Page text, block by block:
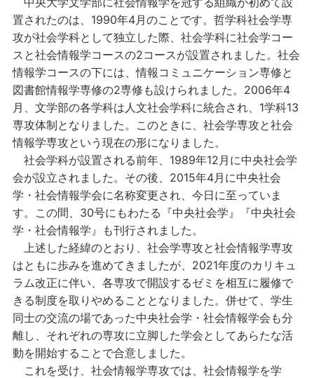
置されたのは、1990年4月のことです。哲学科社会学専
攻が社会学科として独立した際、社会学科に社会学コー
スと社会情報学コースの2コースが設置されました。社会
情報学コースの下には、情報コミュニケーション専修と
図書館情報学専修の2専修も設けられました。2006年4
月、文学部の各学科は人文社会学科に統合され、1学科13
専攻体制となりました。このときに、社会学専攻と社会
情報学専攻という現在の形になりました。
社会学科が設置される前年、1989年12月に中央社会学
会が設立されました。その後、2015年4月に中央社会
学・社会情報学会に名称変更され、今日に至っていま
す。この間、30号にもわたる『中央社会学』『中央社会
学・社会情報学』も刊行されました。
上述した経緯のとおり、社会学専攻と社会情報学専攻
はともに歩みを進めてきましたが、2021年度のカリキュ
ラム改正に伴い、各専攻で開設するゼミを相互に履修で
きる制度を取りやめることとなりました。併せて、学生
同士の交流の場であった中央社会学・社会情報学会も分
離し、それぞれの専攻に立脚した学会としてあらたな活
動を開始することで合意しました。
これを受け、社会情報学専攻では、社会情報学を学